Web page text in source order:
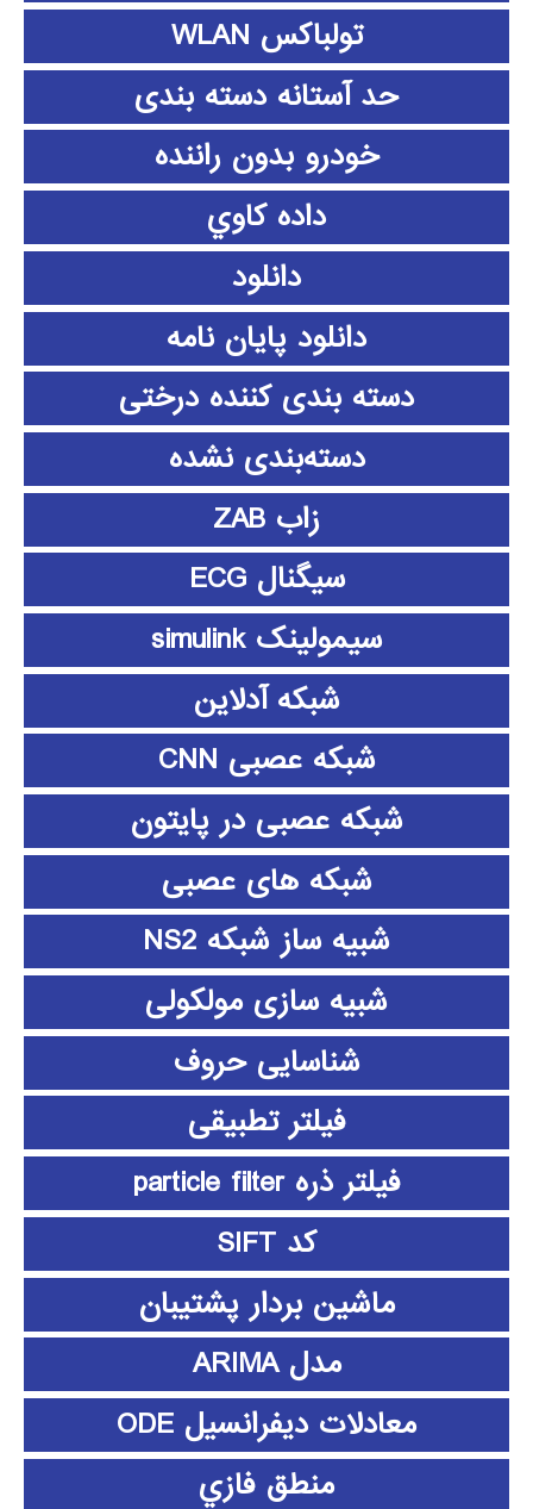
تولباکس WLAN
حد آستانه دسته بندی
خودرو بدون راننده
داده كاوي
دانلود
دانلود پايان نامه
دسته بندی کننده درختی
دسته‌بندی نشده
زاب ZAB
سیگنال ECG
سیمولینک simulink
شبکه آدلاین
شبکه عصبی CNN
شبکه عصبی در پایتون
شبکه های عصبی
شبیه ساز شبکه NS2
شبیه سازی مولکولی
شناسایی حروف
فیلتر تطبیقی
فیلتر ذره particle filter
کد SIFT
ماشین بردار پشتیبان
مدل ARIMA
معادلات دیفرانسیل ODE
منطق فازي